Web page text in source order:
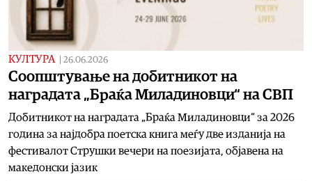
КУЛТУРА 26.06.2026
Соопштување на добитникот на
наградата „Браќа Миладиновци“ на СВП
Добитникот на наградата „Браќа Миладиновци“ за 2026
година за најдобра поетска книга меѓу две изданија на
фестивалот Струшки вечери на поезијата, објавена на
македонски јазик